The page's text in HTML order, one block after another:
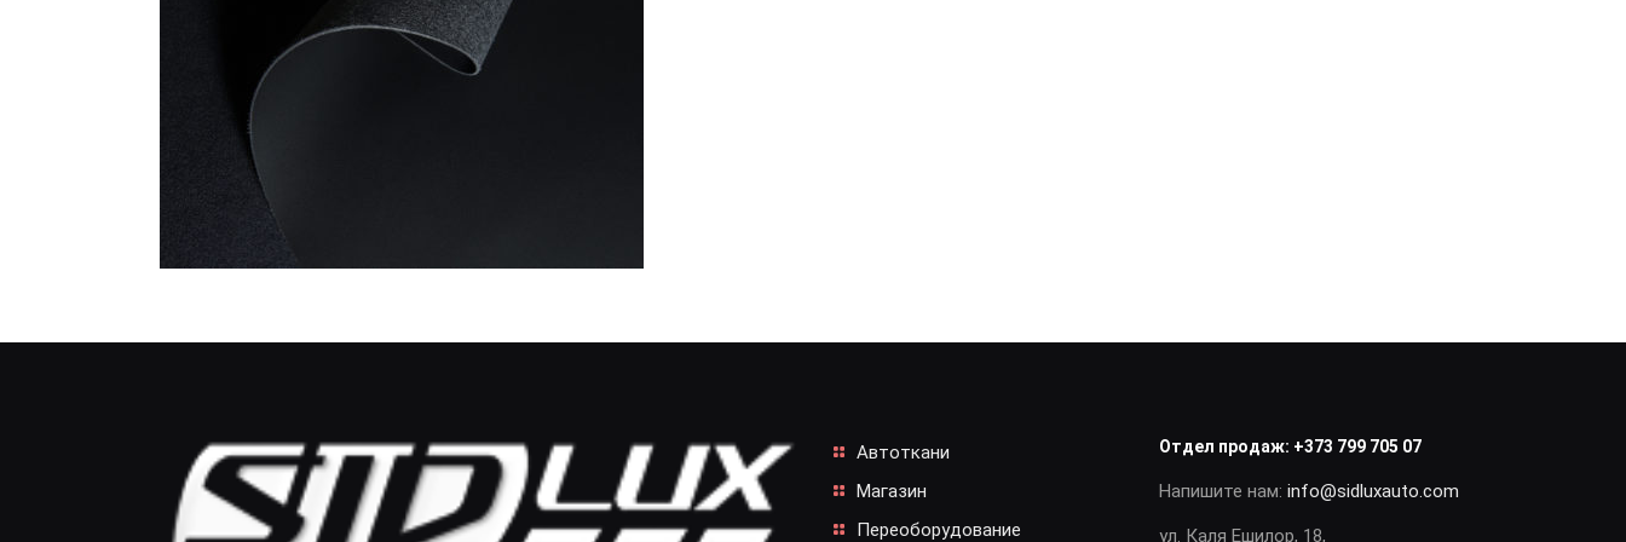
Автоткани
Магазин
Переоборудование
Отдел продаж: +373 799 705 07
Напишите нам:info@sidluxauto.com
ул. Каля Ешилор, 18,